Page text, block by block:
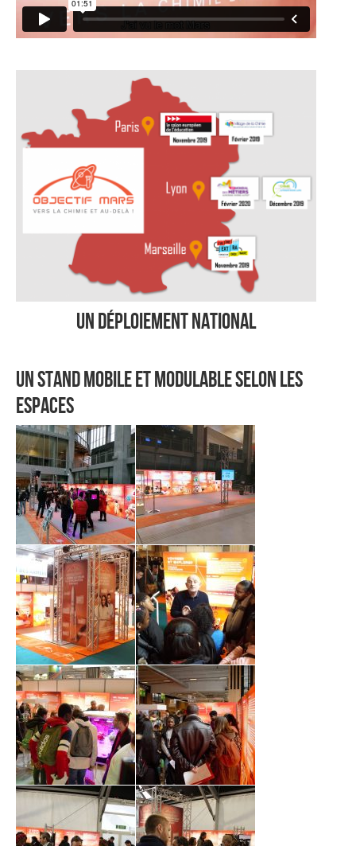
un déploiement national
un stand mobile et modulable selon les
espaces